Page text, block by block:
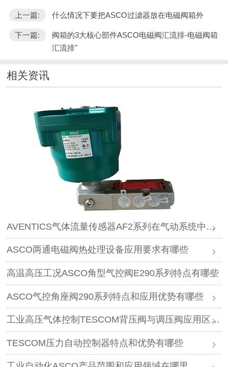
上一篇: 什么情况下要把ASCO过滤器放在电磁阀箱外
下一篇:
阀箱的3大核心部件ASCO电磁阀汇流排-电磁阀箱
汇流排"
相关资讯
AVENTICS气体流量传感器AF2系列在气动系统中作用是什么
ASCO两通电磁阀热处理设备应用要求有哪些
高温高压工况ASCO角型气控阀E290系列特点有哪些
ASCO气控角座阀290系列特点和应用优势有哪些
工业高压气体控制TESCOM背压阀与调压阀应用区别是什么
TESCOM压力自动控制器特点和优势有哪些